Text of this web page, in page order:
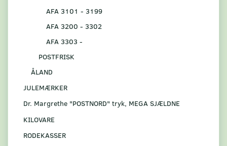
AFA 3101 - 3199
AFA 3200 - 3302
AFA 3303 -
POSTFRISK
ÅLAND
JULEMÆRKER
Dr. Margrethe "POSTNORD" tryk, MEGA SJÆLDNE
KILOVARE
RODEKASSER